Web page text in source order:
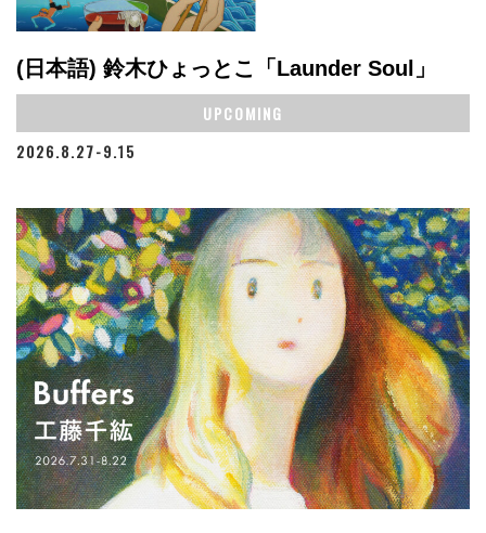
(日本語) 鈴木ひょっとこ「Launder Soul」
UPCOMING
2026.8.27-9.15